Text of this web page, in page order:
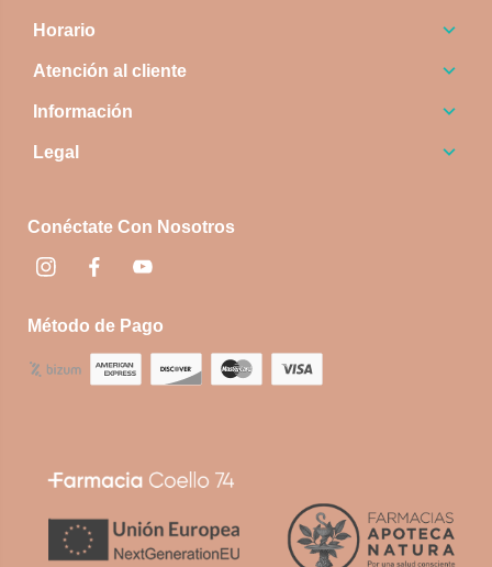
Horario
Atención al cliente
Información
Legal
Conéctate Con Nosotros
InstagramFacebookfooter.socialNetworks.youtube
Método de Pago